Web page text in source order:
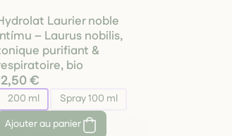
Laurier noble
– Laurus nobilis,
purifiant &
bio
€
200 ml
Spray 100 ml
Ajouter
au panier